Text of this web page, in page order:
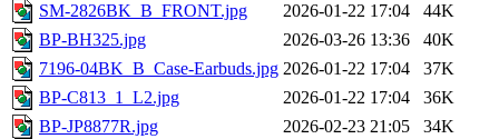
SM-2826BK_B_FRONT.jpg
2026-01-22 17:04
44K
BP-BH325.jpg
2026-03-26 13:36
40K
7196-04BK_B_Case-Earbuds.jpg 2026-01-22 17:04
37K
BP-C813_1_L2.jpg
2026-01-22 17:04
36K
BP-JP8877R.jpg
2026-02-23 21:05
34K